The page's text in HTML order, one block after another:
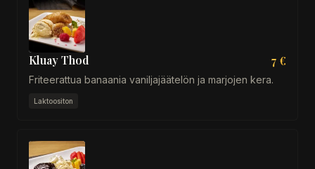
Kluay Thod 7 €
Friteerattua banaania vaniljajäätelön ja marjojen kera.
Laktoositon